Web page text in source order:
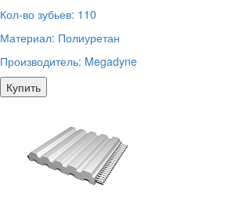
Кол-во зубьев: 110
Материал: Полиуретан
Производитель: Megadyne
Купить